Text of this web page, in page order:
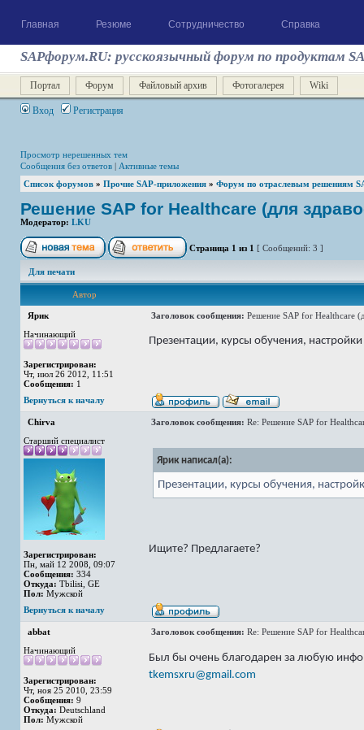
Главная Резюме Сотрудничество Справка
SAPфорум.RU: русскоязычный форум по продуктам
Портал Форум Файловый архив Фотогалерея Wiki
Вход Регистрация
Просмотр нерешенных тем
Сообщения без ответов | Активные темы
Список форумов » Прочие SAP-приложения » Форум по отраслевым решениям
Решение SAP for Healthcare (для
Модератор: LKU
Страница 1 из 1 [ Сообщений: 3 ]
Для печати
Автор
Ярик Заголовок сообщения: Решение SAP for Healthcare
Начинающий
Зарегистрирован:
Чт, июл 26 2012, 11:51
Сообщения: 1
Презентации, курсы обучения,
Вернуться к началу
Chirva Заголовок сообщения: Re: Решение SAP for
Старший специалист
Зарегистрирован:
Пн, май 12 2008, 09:07
Сообщения: 334
Откуда: Tbilisi, GE
Пол: Мужской
Ярик написал(а):
Презентации, курсы обучения,
Ищите? Предлагаете?
Вернуться к началу
abbat Заголовок сообщения: Re: Решение SAP for
Начинающий
Зарегистрирован:
Чт, ноя 25 2010, 23:59
Сообщения: 9
Откуда: Deutschland
Пол: Мужской
Был бы очень благодарен за любую
tkemsxru@gmail.com